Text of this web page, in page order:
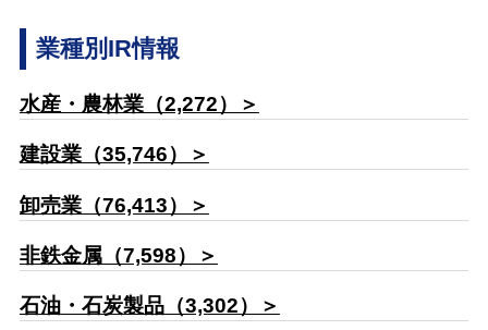
業種別IR情報
水産・農林業（2,272）＞
建設業（35,746）＞
卸売業（76,413）＞
非鉄金属（7,598）＞
石油・石炭製品（3,302）＞